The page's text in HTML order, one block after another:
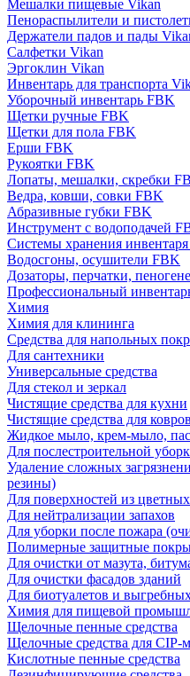
Мешалки пищевые Vikan
Пенораспылители и
Держатели падов и пады
Салфетки Vikan
Эргоклин Vikan
Инвентарь для транспорта
Уборочный инвентарь FBK
Щетки ручные FBK
Щетки для пола FBK
Ерши FBK
Рукоятки FBK
Лопаты, мешалки, скребки
Ведра, ковши, совки FBK
Абразивные губки FBK
Инструмент с водоподачей
Системы хранения
Водосгоны, осушители FBK
Дозаторы, перчатки,
Профессиональный
Химия
Химия для клининга
Средства для напольных
Для сантехники
Универсальные средства
Для стекол и зеркал
Чистящие средства для кухни
Чистящие средства для ковров
Жидкое мыло, крем-мыло,
Для послестроительной
Удаление сложных
резины)
Для поверхностей из
Для нейтрализации запахов
Для уборки после пожара
Полимерные защитные
Для очистки от мазута,
Для очистки фасадов зданий
Для биотуалетов и
Химия для пищевой
Щелочные пенные средства
Щелочные средства для CIP-
Кислотные пенные средства